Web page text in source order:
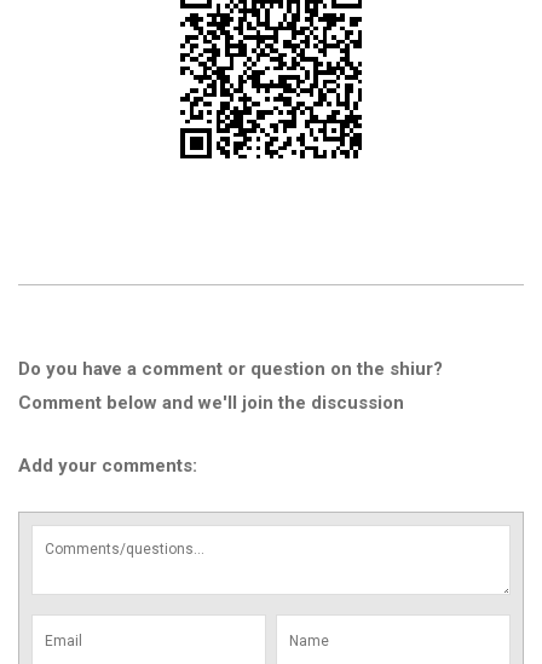
Do you have a comment or question on the shiur?
Comment below and we'll join the discussion
Add your comments: